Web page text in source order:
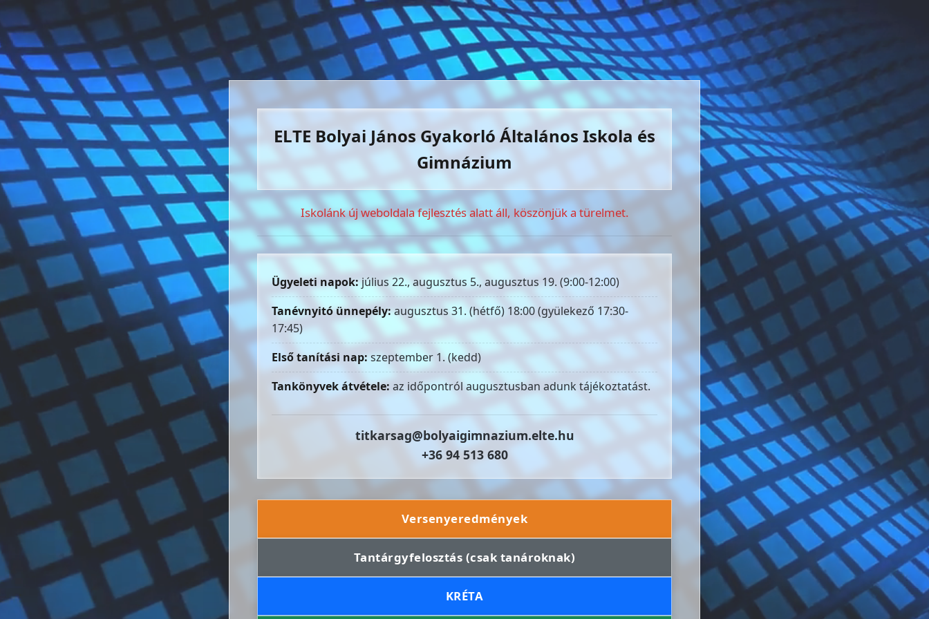
ELTE Bolyai János Gyakorló Általános Iskola és
Gimnázium
Iskolánk új weboldala fejlesztés alatt áll, köszönjük a türelmet.
Ügyeleti napok:július 22., augusztus 5., augusztus 19. (9:00-12:00)
Tanévnyitó ünnepély:augusztus 31. (hétfő) 18:00 (gyülekező 17:30-
17:45)
Első tanítási nap:szeptember 1. (kedd)
Tankönyvek átvétele: az időpontról augusztusban adunk tájékoztatást.
titkarsag@bolyaigimnazium.elte.hu
+36 94 513 680
Versenyeredmények
Tantárgyfelosztás (csak tanároknak)
KRÉTA